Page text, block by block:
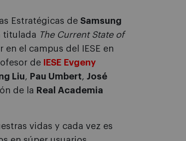
Estratégicas de Samsung
titulada The Current State of
en el campus del IESE en
de
IESE Evgeny
Liu, Pau Umbert, José
de la Real Academia
vidas y cada vez es